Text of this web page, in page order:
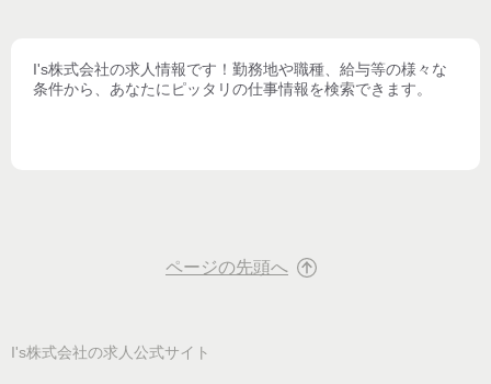
I's株式会社の求人情報です！勤務地や職種、給与等の様々な
条件から、あなたにピッタリの仕事情報を検索できます。
ページの先頭へ
I's株式会社の求人公式サイト